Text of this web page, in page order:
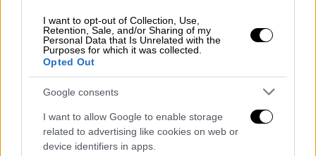
I want to opt-out of Collection, Use,
Retention, Sale, and/or Sharing of my
Personal Data that Is Unrelated with the
Purposes for which it was collected.
Opted Out
Google consents
I want to allow Google to enable storage
related to advertising like cookies on web or
device identifiers in apps.
Στα 83 του χρόνια, οAnthony Hopkinsέγινε ο
γηραιότερος καλλιτέχνης που κέρδισε
Όσκαρ σε κατηγορία υποκριτικής το 2021 για
τον ρόλο του στην ταινία «The Father». Ο
Βρετανός ηθοποιός έχει προταθεί συνολικά
έξι φορές για Όσκαρ κατά τη διάρκεια της
καριέρας του.